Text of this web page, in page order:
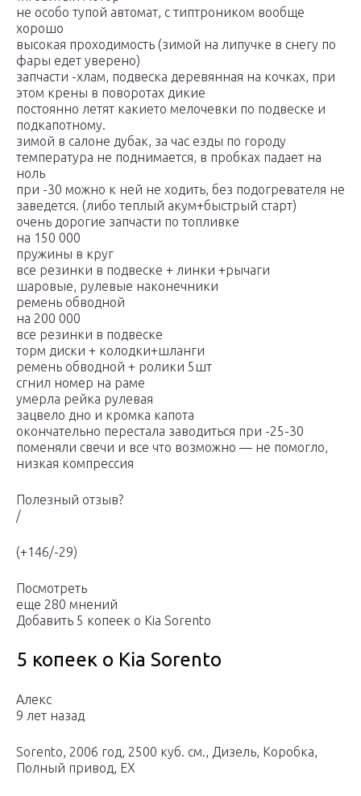
не особо тупой автомат, с типтроником вообще
хорошо
высокая проходимость (зимой на липучке в снегу по
фары едет уверено)
запчасти -хлам, подвеска деревянная на кочках, при
этом крены в поворотах дикие
постоянно летят какието мелочевки по подвеске и
подкапотному.
зимой в салоне дубак, за час езды по городу
температура не поднимается, в пробках падает на
ноль
при -30 можно к ней не ходить, без подогревателя не
заведется. (либо теплый акум+быстрый старт)
очень дорогие запчасти по топливке
на 150 000
пружины в круг
все резинки в подвеске + линки +рычаги
шаровые, рулевые наконечники
ремень обводной
на 200 000
все резинки в подвеске
торм диски + колодки+шланги
ремень обводной + ролики 5шт
сгнил номер на раме
умерла рейка рулевая
зацвело дно и кромка капота
окончательно перестала заводиться при -25-30
поменяли свечи и все что возможно — не помогло,
низкая компрессия
Полезный отзыв?
/
(+146/-29)
Посмотреть
еще 280 мнений
Добавить 5 копеек о Kia Sorento
5 копеек о Kia Sorento
Алекс
9 лет назад
Sorento, 2006 год, 2500 куб. см., Дизель, Коробка,
Полный привод, EX